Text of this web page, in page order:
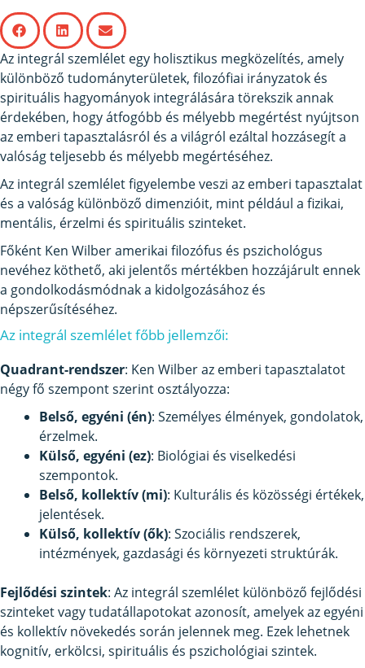
Az integrál szemlélet egy holisztikus megközelítés, amely
különböző tudományterületek, filozófiai irányzatok és
spirituális hagyományok integrálására törekszik annak
érdekében, hogy átfogóbb és mélyebb megértést nyújtson
az emberi tapasztalásról és a világról ezáltal hozzásegít a
valóság teljesebb és mélyebb megértéséhez.
Az integrál szemlélet figyelembe veszi az emberi tapasztalat
és a valóság különböző dimenzióit, mint például a fizikai,
mentális, érzelmi és spirituális szinteket.
Főként Ken Wilber amerikai filozófus és pszichológus
nevéhez köthető, aki jelentős mértékben hozzájárult ennek
a gondolkodásmódnak a kidolgozásához és
népszerűsítéséhez.
Az integrál szemlélet főbb jellemzői:
Quadrant-rendszer: Ken Wilber az emberi tapasztalatot
négy fő szempont szerint osztályozza:
Belső, egyéni (én): Személyes élmények, gondolatok,
érzelmek.
Külső, egyéni (ez): Biológiai és viselkedési
szempontok.
Belső, kollektív (mi): Kulturális és közösségi értékek,
jelentések.
Külső, kollektív (ők): Szociális rendszerek,
intézmények, gazdasági és környezeti struktúrák.
Fejlődési szintek: Az integrál szemlélet különböző fejlődési
szinteket vagy tudatállapotokat azonosít, amelyek az egyéni
és kollektív növekedés során jelennek meg. Ezek lehetnek
kognitív, erkölcsi, spirituális és pszichológiai szintek.